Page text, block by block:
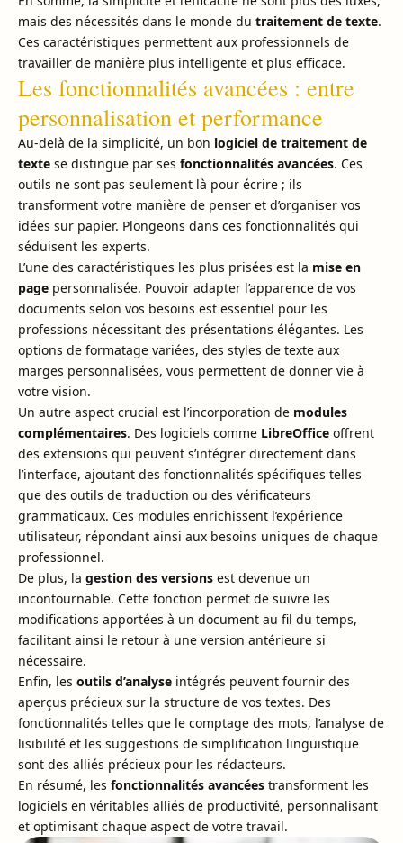
mais des nécessités dans le monde du traitement de texte.
Ces caractéristiques permettent aux professionnels de
travailler de manière plus intelligente et plus efficace.
Les fonctionnalités avancées : entre
personnalisation et performance
Au-delà de la simplicité, un bon logiciel de traitement de
texte se distingue par ses fonctionnalités avancées. Ces
outils ne sont pas seulement là pour écrire ; ils
transforment votre manière de penser et d’organiser vos
idées sur papier. Plongeons dans ces fonctionnalités qui
séduisent les experts.
L’une des caractéristiques les plus prisées est la mise en
page personnalisée. Pouvoir adapter l’apparence de vos
documents selon vos besoins est essentiel pour les
professions nécessitant des présentations élégantes. Les
options de formatage variées, des styles de texte aux
marges personnalisées, vous permettent de donner vie à
votre vision.
Un autre aspect crucial est l’incorporation de modules
complémentaires. Des logiciels comme LibreOffice offrent
des extensions qui peuvent s’intégrer directement dans
l’interface, ajoutant des fonctionnalités spécifiques telles
que des outils de traduction ou des vérificateurs
grammaticaux. Ces modules enrichissent l’expérience
utilisateur, répondant ainsi aux besoins uniques de chaque
professionnel.
De plus, la gestion des versions est devenue un
incontournable. Cette fonction permet de suivre les
modifications apportées à un document au fil du temps,
facilitant ainsi le retour à une version antérieure si
nécessaire.
Enfin, les outils d’analyse intégrés peuvent fournir des
aperçus précieux sur la structure de vos textes. Des
fonctionnalités telles que le comptage des mots, l’analyse de
lisibilité et les suggestions de simplification linguistique
sont des alliés précieux pour les rédacteurs.
En résumé, les fonctionnalités avancées transforment les
logiciels en véritables alliés de productivité, personnalisant
et optimisant chaque aspect de votre travail.